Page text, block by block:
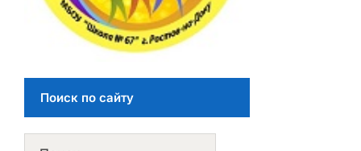
Поиск по сайту